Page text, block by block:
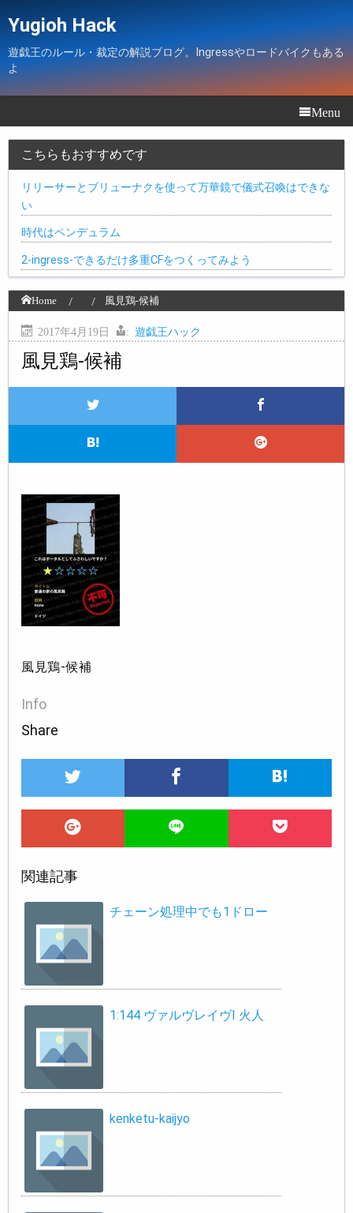
Yugioh Hack
遊戯王のルール・裁定の解説ブログ。Ingressやロードバイクもある
よ
Menu
こちらもおすすめです
リリーサーとブリューナクを使って万華鏡で儀式召喚はできな
い
時代はペンデュラム
2-ingress-できるだけ多重CFをつくってみよう
Home 風見鶏-候補
2017年4月19日 : 遊戯王ハック
風見鶏-候補
風見鶏-候補
Info
Share
関連記事
チェーン処理中でも1ドロー
1:144 ヴァルヴレイヴI 火人
kenketu-kaijyo